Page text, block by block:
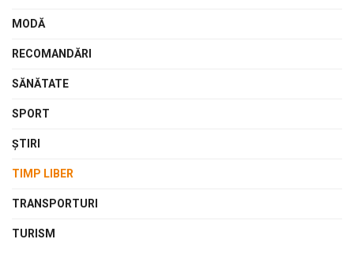
MODĂ
RECOMANDĂRI
SĂNĂTATE
SPORT
ŞTIRI
TIMP LIBER
TRANSPORTURI
TURISM